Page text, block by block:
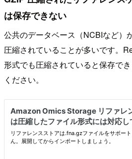
は保存できない
公共のデータベース（NCBIなど）
圧縮されていることが多いです。
形式でも圧縮されていると保存で
ください。